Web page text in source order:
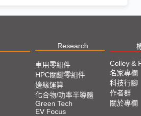
Research
車用零組件
HPC關鍵零組件
邊緣運算
化合物/功率半導體
Green Tech
EV Focus
Colley &
名家專欄
科技行腳
作者群
關於專欄